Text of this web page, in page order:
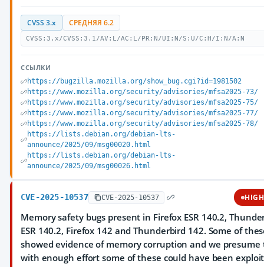
CVSS 3.x СРЕДНЯЯ 6.2
CVSS:3.x/CVSS:3.1/AV:L/AC:L/PR:N/UI:N/S:U/C:H/I:N/A:N
ССЫЛКИ
https://bugzilla.mozilla.org/show_bug.cgi?id=1981502
https://www.mozilla.org/security/advisories/mfsa2025-73/
https://www.mozilla.org/security/advisories/mfsa2025-75/
https://www.mozilla.org/security/advisories/mfsa2025-77/
https://www.mozilla.org/security/advisories/mfsa2025-78/
https://lists.debian.org/debian-lts-
announce/2025/09/msg00020.html
https://lists.debian.org/debian-lts-
announce/2025/09/msg00026.html
CVE-2025-10537 CVE-2025-10537 HIGH
Memory safety bugs present in Firefox ESR 140.2,
ESR 140.2, Firefox 142 and Thunderbird 142. Some of
showed evidence of memory corruption and we
with enough effort some of these could have been